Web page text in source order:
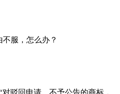
服，怎么办？
驳回申请、不予公告的商标，